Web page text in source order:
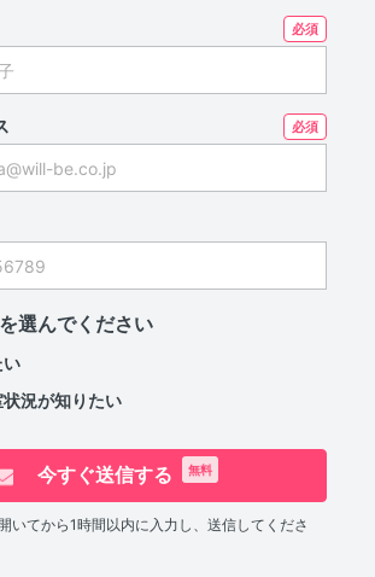
選んでください
い
況が知りたい
今すぐ送信する 無料
いてから1時間以内に入力し、送信してくださ